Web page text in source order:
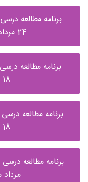
24 مرداد ماه(ویژه کنکور 1400)
برنامه مطالعه
18 الی 24 مرداد ماه
برنامه مطالعه
18 الی 24 مرداد ماه
مرداد